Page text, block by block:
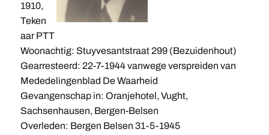
1910,
Teken
aar PTT
Woonachtig: Stuyvesantstraat 299 (Bezuidenhout)
Gearresteerd: 22-7-1944 vanwege verspreiden van
Mededelingenblad De Waarheid
Gevangenschap in: Oranjehotel, Vught,
Sachsenhausen, Bergen-Belsen
Overleden: Bergen Belsen 31-5-1945